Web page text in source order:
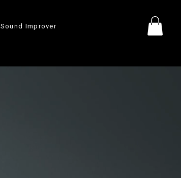
Sound Improver